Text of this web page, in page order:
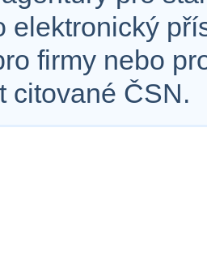
elektronický
firmy nebo
citované ČSN.